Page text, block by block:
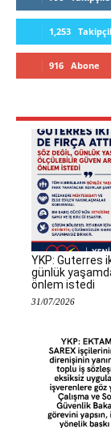
1,253
916 Abone
YKP: Guterres
günlük
önlem istedi
31/07/2026